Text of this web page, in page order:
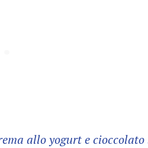
allo yogurt e